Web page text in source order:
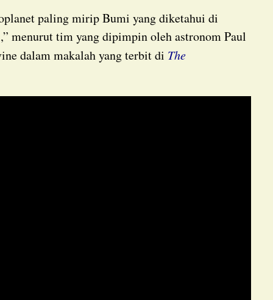
menurut tim yang dipimpin oleh astronom Paul
dalam makalah yang terbit di The